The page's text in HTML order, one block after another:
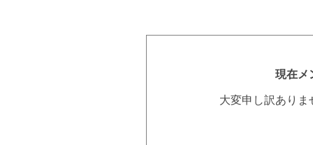
現在メ
大変申し訳あり